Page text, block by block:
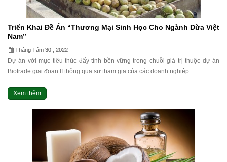
Triển Khai Đề Án “Thương Mại Sinh Học Cho Ngành Dừa Việt
Nam”
Tháng Tám 30 , 2022
Dự án với mục tiêu thúc đẩy tính bền vững trong chuỗi giá trị thuộc dự án
Biotrade giai đoạn II thông qua sự tham gia của các doanh nghiệp...
Xem thêm